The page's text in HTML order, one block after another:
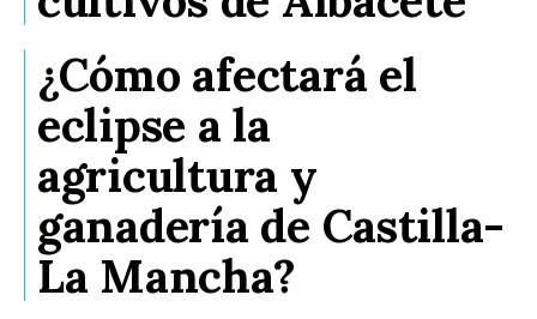
¿Cómo afectará el
eclipse a la
agricultura y
ganadería de Castilla-
La Mancha?